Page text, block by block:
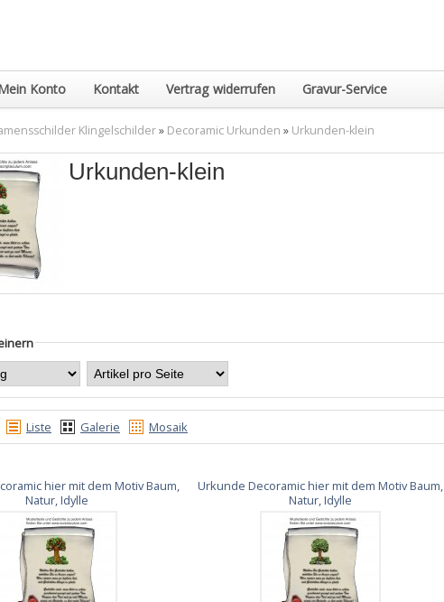
Konto Kontakt Vertrag widerrufen Gravur-Service
Klingelschilder» Decoramic Urkunden » Urkunden-klein
Urkunden-klein
Liste Galerie Mosaik
hier mit dem Motiv Baum,
Natur, Idylle
Urkunde Decoramic hier mit dem Motiv Baum,
Natur, Idylle